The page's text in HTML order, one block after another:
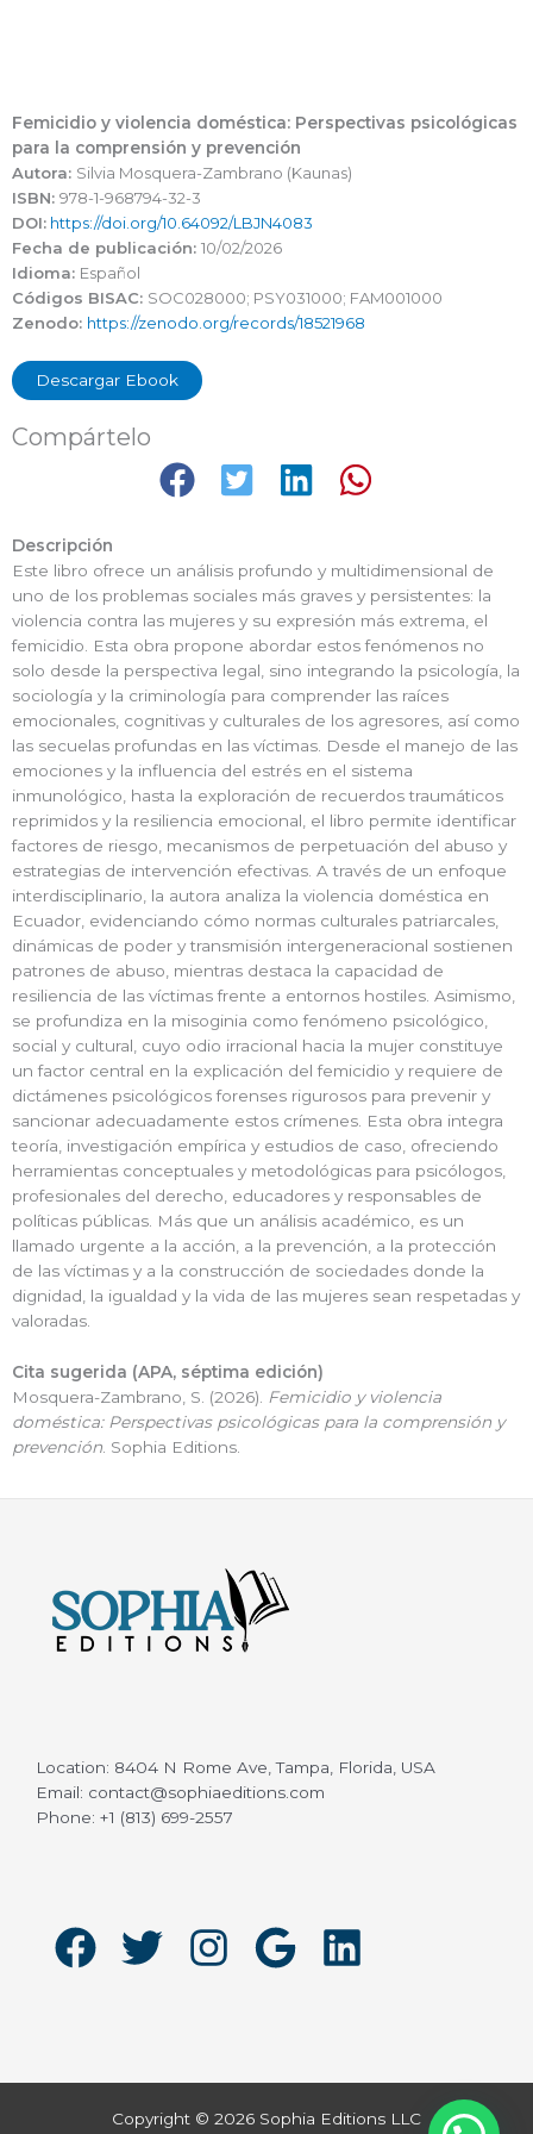
Femicidio y violencia doméstica: Perspectivas psicológicas
para la comprensión y prevención
Autora: Silvia Mosquera-Zambrano (Kaunas)
ISBN: 978-1-968794-32-3
DOI: https://doi.org/10.64092/LBJN4083
Fecha de publicación: 10/02/2026
Idioma: Español
Códigos BISAC: SOC028000; PSY031000; FAM001000
Zenodo: https://zenodo.org/records/18521968
Descargar Ebook
Compártelo
Descripción
Este libro ofrece un análisis profundo y multidimensional de
uno de los problemas sociales más graves y persistentes: la
violencia contra las mujeres y su expresión más extrema, el
femicidio. Esta obra propone abordar estos fenómenos no
solo desde la perspectiva legal, sino integrando la psicología, la
sociología y la criminología para comprender las raíces
emocionales, cognitivas y culturales de los agresores, así como
las secuelas profundas en las víctimas. Desde el manejo de las
emociones y la influencia del estrés en el sistema
inmunológico, hasta la exploración de recuerdos traumáticos
reprimidos y la resiliencia emocional, el libro permite identificar
factores de riesgo, mecanismos de perpetuación del abuso y
estrategias de intervención efectivas. A través de un enfoque
interdisciplinario, la autora analiza la violencia doméstica en
Ecuador, evidenciando cómo normas culturales patriarcales,
dinámicas de poder y transmisión intergeneracional sostienen
patrones de abuso, mientras destaca la capacidad de
resiliencia de las víctimas frente a entornos hostiles. Asimismo,
se profundiza en la misoginia como fenómeno psicológico,
social y cultural, cuyo odio irracional hacia la mujer constituye
un factor central en la explicación del femicidio y requiere de
dictámenes psicológicos forenses rigurosos para prevenir y
sancionar adecuadamente estos crímenes. Esta obra integra
teoría, investigación empírica y estudios de caso, ofreciendo
herramientas conceptuales y metodológicas para psicólogos,
profesionales del derecho, educadores y responsables de
políticas públicas. Más que un análisis académico, es un
llamado urgente a la acción, a la prevención, a la protección
de las víctimas y a la construcción de sociedades donde la
dignidad, la igualdad y la vida de las mujeres sean respetadas y
valoradas.
Cita sugerida (APA, séptima edición)
Mosquera-Zambrano, S. (2026).
Femicidio y violencia
doméstica: Perspectivas psicológicas para la comprensión y
prevención . Sophia Editions.
Location: 8404 N Rome Ave, Tampa, Florida, USA
Email: contact@sophiaeditions.com
Phone: +1 (813) 699-2557
Copyright © 2026 Sophia Editions LLC